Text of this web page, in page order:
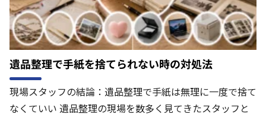
遺品整理で手紙を捨てられない時の対処法
現場スタッフの結論：遺品整理で手紙は無理に一度で捨て
なくていい 遺品整理の現場を数多く見てきたスタッフと